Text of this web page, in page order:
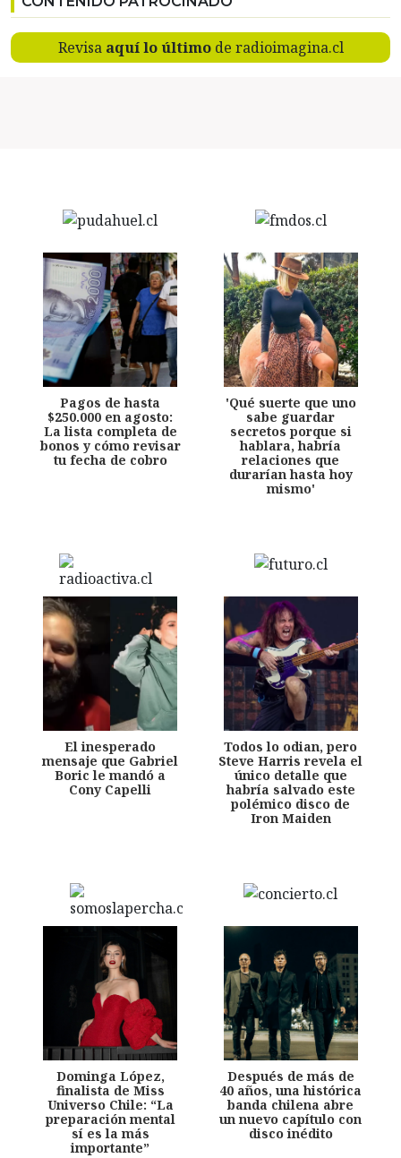
Revisa aquí lo últimode radioimagina.cl
Pagos de hasta
$250.000 en agosto:
La lista completa de
bonos y cómo revisar
tu fecha de cobro
'Qué suerte que uno
sabe guardar
secretos porque si
hablara, habría
relaciones que
durarían hasta hoy
mismo'
El inesperado
mensaje que Gabriel
Boric le mandó a
Cony Capelli
Todos lo odian, pero
Steve Harris revela el
único detalle que
habría salvado este
polémico disco de
Iron Maiden
Dominga López,
finalista de Miss
Universo Chile: “La
preparación mental
sí es la más
importante”
Después de más de
40 años, una histórica
banda chilena abre
un nuevo capítulo con
disco inédito